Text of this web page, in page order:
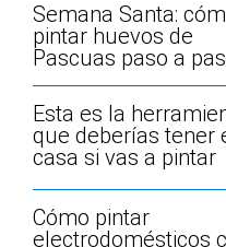
Semana Santa:
pintar huevos de
Pascuas paso a
Esta es la
que deberías tener
casa si vas a pintar
Cómo pintar
electrodomésticos